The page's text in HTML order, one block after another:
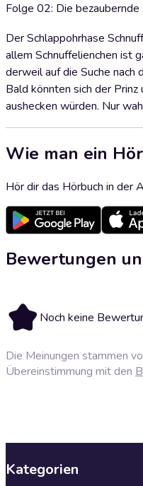
Folge 02: Die bezaubernde
Der Schlappohrhase
allem Schnuffelienchen ist
derweil auf die Suche nach
Bald könnten sich der
aushecken würden. Nur
Wie man ein
Hör dir das Hörbuch in der
Bewertungen
Noch keine
Die Meinungen stammen
Übereinstimmung mit den
Kategorien